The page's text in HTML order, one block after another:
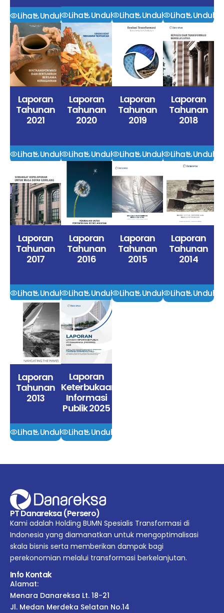
Lihat Unduh Lihat Unduh Lihat Unduh Lihat Unduh
Laporan
Tahunan
2021
Lihat Unduh
Laporan
Tahunan
2020
Lihat Unduh
Laporan
Tahunan
2019
Lihat Unduh
Laporan
Tahunan
2018
Lihat Unduh
Laporan
Tahunan
2017
Lihat Unduh
Laporan
Tahunan
2016
Lihat Unduh
Laporan
Tahunan
2015
Lihat Unduh
Laporan
Tahunan
2014
Lihat Unduh
Laporan
Tahunan
2013
Lihat Unduh
Laporan
Keterbukaan
Informasi
Publik 2025
Lihat Unduh
PT Danareksa (Persero)
Kami adalah Holding BUMN Spesialis Transformasi di
Indonesia yang diamanatkan untuk mengoptimalisasi
skala bisnis serta memberikan dampak bagi
perekonomian melalui transformasi berkelanjutan.
Info Kontak
Alamat:
Menara Danareksa Lt. 18-21
Jl. Medan Merdeka Selatan No.14